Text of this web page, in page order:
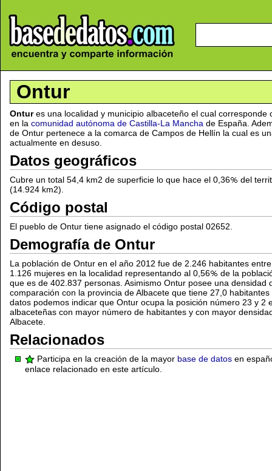
Ontur
Ontures una localidad y municipio albaceteño el cual corresponde
en la comunidad autónoma de Castilla-La Mancha de España.
de Ontur pertenece a la comarca de Campos de Hellín la cual es
actualmente en desuso.
Datos geográficos
Cubre un total 54,4 km2 de superficie lo que hace el 0,36
del
(14.924 km2).
Código postal
El pueblo de Ontur tiene asignado el código postal 02652.
Demografía de Ontur
La población de Ontur en el año 2012 fue de 2.246 habitantes
1.126 mujeres en la localidad representando al 0,56
de la
que es de 402.837 personas. Asimismo Ontur posee una densidad
comparación con la provincia de Albacete que tiene 27,0
datos podemos indicar que Ontur ocupa la posición número 23 y 2
albaceteñas con mayor número de habitantes y con mayor
Albacete.
Relacionados
Participa en la creación de la mayor base de datos en
enlace relacionado en este artículo.